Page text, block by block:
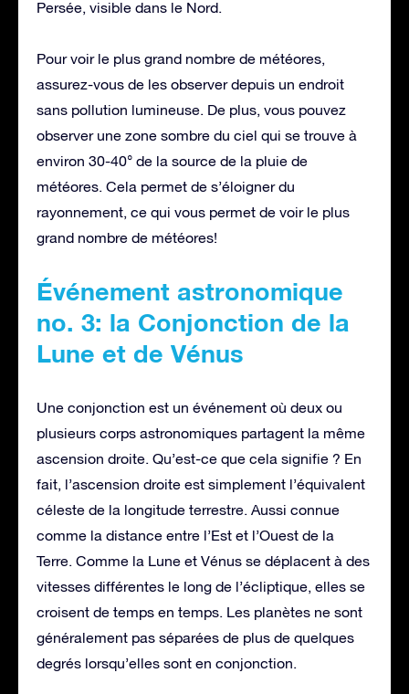
Persée, visible dans le Nord.
Pour voir le plus grand nombre de météores,
assurez-vous de les observer depuis un endroit
sans pollution lumineuse. De plus, vous pouvez
observer une zone sombre du ciel qui se trouve à
environ 30-40° de la source de la pluie de
météores. Cela permet de s’éloigner du
rayonnement, ce qui vous permet de voir le plus
grand nombre de météores!
Événement astronomique
no. 3: la Conjonction de la
Lune et de Vénus
Une conjonction est un événement où deux ou
plusieurs corps astronomiques partagent la même
ascension droite. Qu’est-ce que cela signifie ? En
fait, l’ascension droite est simplement l’équivalent
céleste de la longitude terrestre. Aussi connue
comme la distance entre l’Est et l’Ouest de la
Terre. Comme la Lune et Vénus se déplacent à des
vitesses différentes le long de l’écliptique, elles se
croisent de temps en temps. Les planètes ne sont
généralement pas séparées de plus de quelques
degrés lorsqu’elles sont en conjonction.